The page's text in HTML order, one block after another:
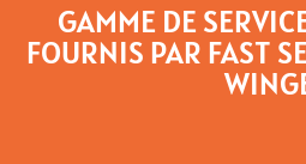
GAMME DE
FOURNIS PAR FAST